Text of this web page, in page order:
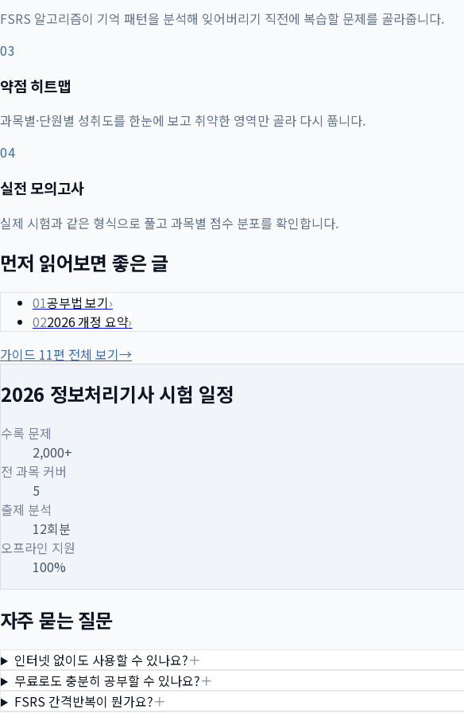
FSRS 알고리즘이 기억 패턴을 분석해 잊어버리기 직전에 복습할 문제를 골라줍니다.
03
약점 히트맵
과목별·단원별 성취도를 한눈에 보고 취약한 영역만 골라 다시 풉니다.
04
실전 모의고사
실제 시험과 같은 형식으로 풀고 과목별 점수 분포를 확인합니다.
먼저 읽어보면 좋은 글
01공부법 보기›
022026 개정 요약›
가이드 11편 전체 보기→
2026 정보처리기사 시험 일정
수록 문제
2,000+
전 과목 커버
5
출제 분석
12회분
오프라인 지원
100%
자주 묻는 질문
인터넷 없이도 사용할 수 있나요?＋
무료로도 충분히 공부할 수 있나요?＋
FSRS 간격반복이 뭔가요?＋